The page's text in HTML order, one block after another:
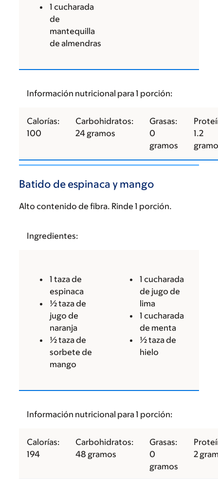
1 cucharada
de
mantequilla
de almendras
Información nutricional para 1 porción:
Calorías:
100
Carbohidratos:
24 gramos
Grasas:
0
gramos
1.2
Batido de espinaca y mango
Alto contenido de fibra. Rinde 1 porción.
Ingredientes:
1 taza de
espinaca
½ taza de
jugo de
naranja
½ taza de
sorbete de
mango
1 cucharada
de jugo de
lima
1 cucharada
de menta
½ taza de
hielo
Información nutricional para 1 porción:
Calorías:
194
Carbohidratos:
48 gramos
Grasas:
0
gramos
2